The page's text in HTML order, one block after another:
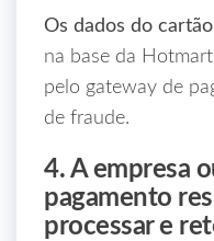
Os dados do
na base da
pelo gateway de
de fraude.
4. A empresa
pagamento
processar e